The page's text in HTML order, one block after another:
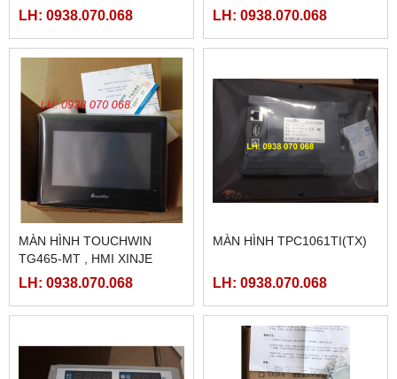
LH: 0938.070.068
CB25, FBS-CB55
LH: 0938.070.068
MÀN HÌNH TOUCHWIN
TG465-MT , HMI XINJE
TG465-MT
LH: 0938.070.068
MÀN HÌNH TPC1061TI(TX)
LH: 0938.070.068